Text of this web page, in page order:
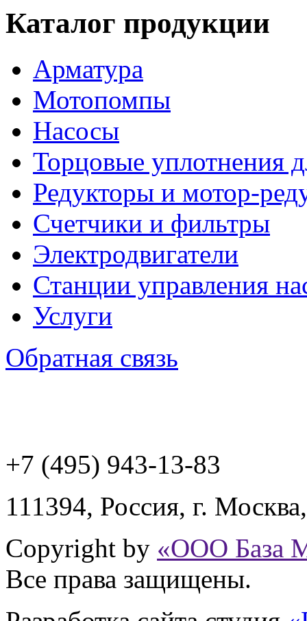
Каталог продукции
Арматура
Мотопомпы
Насосы
Торцовые уплотнения
Редукторы и мотор-
Счетчики и фильтры
Электродвигатели
Станции управления
Услуги
Обратная связь
+7 (495) 943-13-83
111394, Россия, г. Москва
Copyright by «ООО База
Все права защищены.